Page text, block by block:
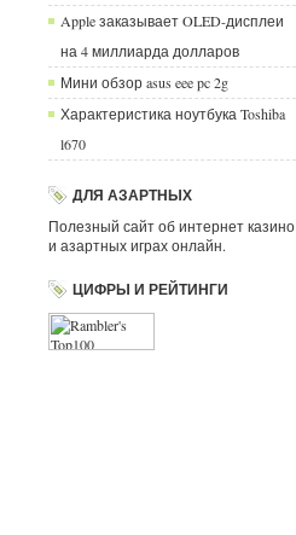
Apple заказывает OLED-дисплеи
на 4 миллиарда долларов
Мини обзор asus eee pc 2g
Характеристика ноутбука Toshiba
l670
ДЛЯ АЗАРТНЫХ
Полезный сайт об интернет казино
и азартных играх онлайн.
ЦИФРЫ И РЕЙТИНГИ